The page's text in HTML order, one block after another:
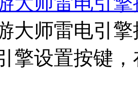
大师雷电引
擎设置按键